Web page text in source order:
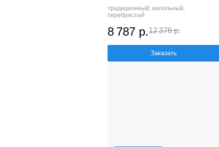
традиционный; напольный;
серебристый
8 787 р.12 376 р.
Заказать